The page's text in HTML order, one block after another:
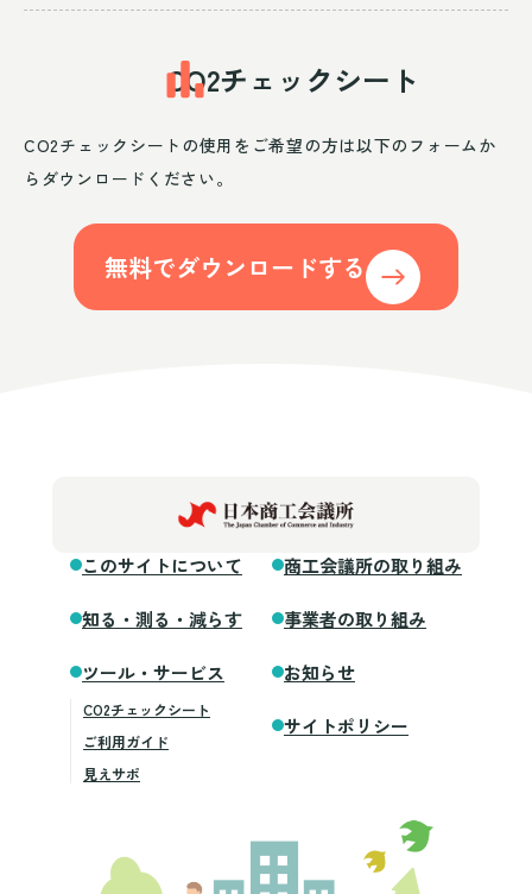
CO2チェックシート
CO2チェックシートの使用をご希望の方は以下のフォームか
らダウンロードください。
無料でダウンロードする
このサイトについて
知る・測る・減らす
ツール・サービス
CO2チェックシート
ご利用ガイド
見えサポ
商工会議所の取り組み
事業者の取り組み
お知らせ
サイトポリシー